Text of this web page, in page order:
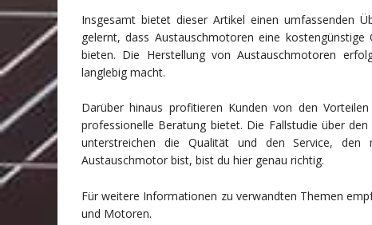
Insgesamt bietet dieser Artikel einen umfassenden
gelernt, dass Austauschmotoren eine
bieten. Die Herstellung von Austauschmotoren
langlebig macht.
Darüber hinaus profitieren Kunden von den
professionelle Beratung bietet. Die Fallstudie über
unterstreichen die Qualität und den Service,
Austauschmotor bist, bist du hier genau richtig.
Für weitere Informationen zu verwandten Themen
und Motoren.